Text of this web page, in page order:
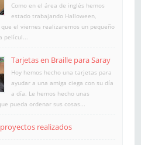
Como en el área de inglés hemos
estado trabajando Halloween,
el viernes realizaremos un pequeño
películ...
Tarjetas en Braille para Saray
Hoy hemos hecho una tarjetas para
ayudar a una amiga ciega con su día
a día. Le hemos hecho unas
pueda ordenar sus cosas...
realizados